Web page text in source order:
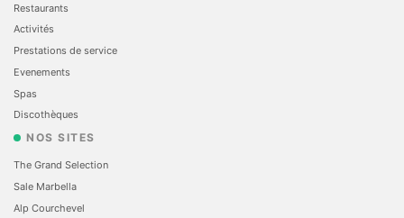
Restaurants
Activités
Prestations de service
Evеnements
Spas
Discothèques
NOS SITES
The Grand Selection
Sale Marbella
Alp Courchevel